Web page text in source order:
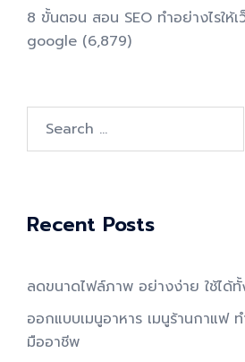
8 ขั้นตอน สอน SEO ทําอย่างไรให้
google (6,879)
for:
Recent Posts
ลดขนาดไฟล์ภาพ อย่างง่าย ใช้ได้
ออกแบบเมนูอาหาร เมนูร้านกาแฟ
มืออาชีพ